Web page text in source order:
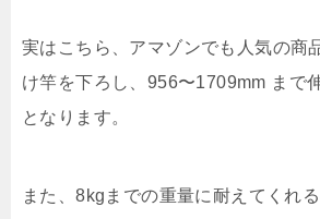
実はこちら、アマゾンでも人気の商
け竿を下ろし、956〜1709mm まで
となります。
また、8kgまでの重量に耐えてくれ